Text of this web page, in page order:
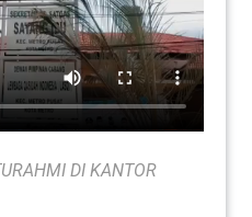
DI KANTOR